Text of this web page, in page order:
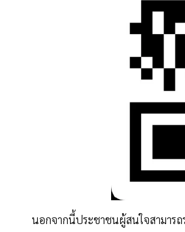
นอกจากนี้ประชาชนผู้สนใจสามารถ